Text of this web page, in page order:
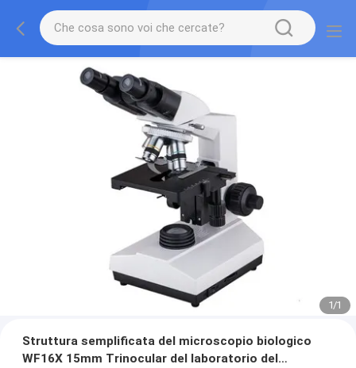
1/1
Struttura semplificata del microscopio biologico
WF16X 15mm Trinocular del laboratorio del